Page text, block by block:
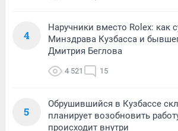
4
Наручники вместо Rolex: как
Минздрава Кузбасса и
Дмитрия Беглова
4 521 15
5
Обрушившийся в Кузбассе
планирует возобновить
происходит внутри